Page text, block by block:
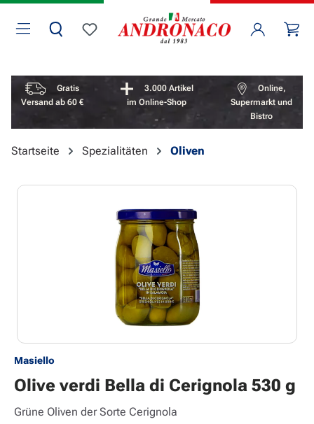
Zum Hauptinhalt springen
Du hast 0 Produkte auf dem Merkzettel
Vorteile überspringen
Gratis
Versand ab 60 €
3.000 Artikel
im Online-Shop
Online,
Supermarkt und
Bistro
Startseite Spezialitäten Oliven
Bildergalerie überspringen
Masiello
Olive verdi Bella di Cerignola 530 g
Grüne Oliven der Sorte Cerignola